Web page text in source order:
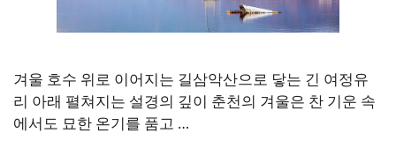
겨울 호수 위로 이어지는 길삼악산으로 닿는 긴 여정유
리 아래 펼쳐지는 설경의 깊이 춘천의 겨울은 찬 기운 속
에서도 묘한 온기를 품고 …